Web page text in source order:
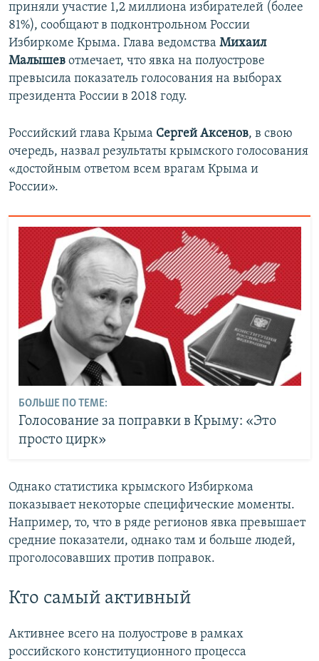
приняли участие 1,2 миллиона избирателей (более
81%), сообщают в подконтрольном России
Избиркоме Крыма. Глава ведомства Михаил
Малышев отмечает, что явка на полуострове
превысила показатель голосования на выборах
президента России в 2018 году.
Российский глава Крыма Сергей Аксенов, в свою
очередь, назвал результаты крымского голосования
«достойным ответом всем врагам Крыма и
России».
БОЛЬШЕ ПО ТЕМЕ:
Голосование за поправки в Крыму: «Это
просто цирк»
Однако статистика крымского Избиркома
показывает некоторые специфические моменты.
Например, то, что в ряде регионов явка превышает
средние показатели, однако там и больше людей,
проголосовавших против поправок.
Кто самый активный
Активнее всего на полуострове в рамках
российского конституционного процесса